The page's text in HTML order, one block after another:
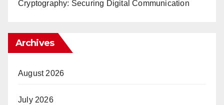
Cryptography: Securing Digital Communication
Archives
August 2026
July 2026